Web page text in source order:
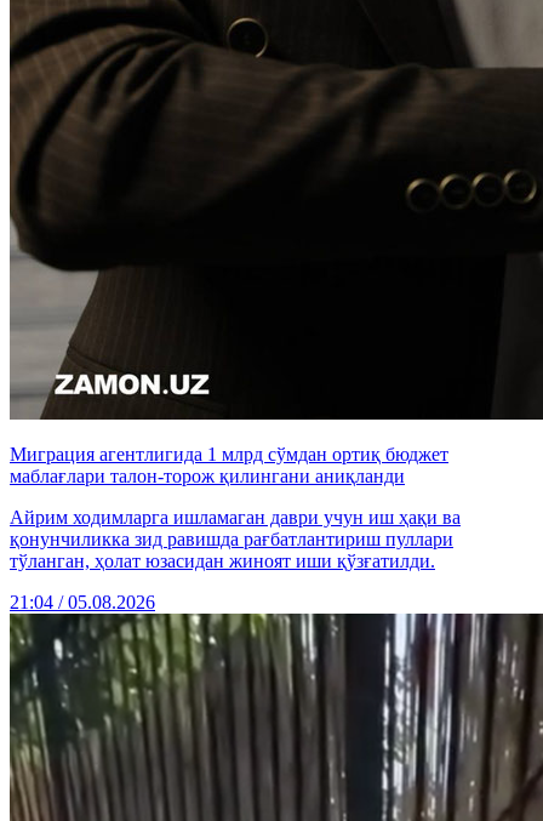
Миграция агентлигида 1 млрд сўмдан ортиқ бюджет
маблағлари талон-торож қилингани аниқланди
Айрим ходимларга ишламаган даври учун иш ҳақи ва
қонунчиликка зид равишда рағбатлантириш пуллари
тўланган, ҳолат юзасидан жиноят иши қўзғатилди.
21:04 / 05.08.2026